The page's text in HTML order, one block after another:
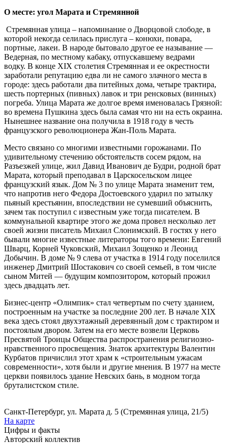
О месте: угол Марата и Стремянной
Стремянная улица – напоминание о Дворцовой слободе, в
которой некогда селилась прислуга – конюхи, повара,
портные, лакеи. В народе бытовало другое ее называние —
Ведерная, по местному кабаку, отпускавшему ведрами
водку. В конце XIX столетия Стремянная и ее окрестности
заработали репутацию едва ли не самого злачного места в
городе: здесь работали два питейных дома, четыре трактира,
шесть портерных (пивных) лавок и три ренсковых (винных)
погреба. Улица Марата же долгое время именовалась Грязной:
во времена Пушкина здесь была самая что ни на есть окраина.
Нынешнее название она получила в 1918 году в честь
французского революционера Жан-Поль Марата.
Место связано со многими известными горожанами. По
удивительному стечению обстоятельств сосем рядом, на
Разъезжей улице, жил Давид Иванович де Будри, родной брат
Марата, который преподавал в Царскосельском лицее
французский язык. Дом № 3 по улице Марата знаменит тем,
что напротив него Федора Достоевского ударил по затылку
пьяный крестьянин, впоследствии не сумевший объяснить,
зачем так поступил с известным уже тогда писателем. В
коммунальной квартире этого же дома провел несколько лет
своей жизни писатель Михаил Слонимский. В гостях у него
бывали многие известные литераторы того времени: Евгений
Шварц, Корней Чуковский, Михаил Зощенко и Леонид
Добычин. В доме № 9 слева от участка в 1914 году поселился
инженер Дмитрий Шостакович со своей семьей, в том числе
сыном Митей — будущим композитором, который прожил
здесь двадцать лет.
Бизнес-центр «Олимпик» стал четвертым по счету зданием,
построенным на участке за последние 200 лет. В начале XIX
века здесь стоял двухэтажный деревянный дом с трактиром и
постоялым двором. Затем на его месте возвели Церковь
Пресвятой Троицы Общества распространения религиозно-
нравственного просвещения. Знаток архитектуры Валентин
Курбатов причислил этот храм к «строительным ужасам
современности», хотя были и другие мнения. В 1977 на месте
церкви появилось здание Невских бань, в модном тогда
бруталистском стиле.
Санкт-Петербург, ул. Марата д. 5 (Стремянная улица, 21/5)
На карте
Цифры и факты
Авторский коллектив